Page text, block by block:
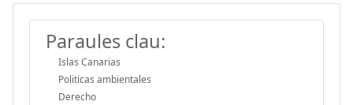
Paraules clau:
Islas Canarias
Politicas ambientales
Derecho